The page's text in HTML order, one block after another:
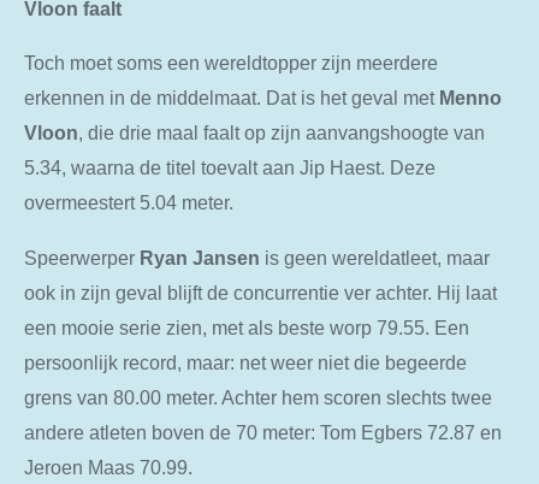
Vloon faalt
Toch moet soms een wereldtopper zijn meerdere
erkennen in de middelmaat. Dat is het geval met Menno
Vloon, die drie maal faalt op zijn aanvangshoogte van
5.34, waarna de titel toevalt aan Jip Haest. Deze
overmeestert 5.04 meter.
Speerwerper Ryan Jansen is geen wereldatleet, maar
ook in zijn geval blijft de concurrentie ver achter. Hij laat
een mooie serie zien, met als beste worp 79.55. Een
persoonlijk record, maar: net weer niet die begeerde
grens van 80.00 meter. Achter hem scoren slechts twee
andere atleten boven de 70 meter: Tom Egbers 72.87 en
Jeroen Maas 70.99.